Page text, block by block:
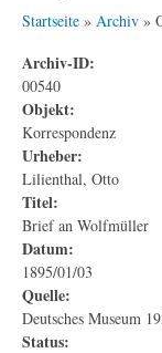
Startseite » Archiv »
Archiv-ID:
00540
Objekt:
Korrespondenz
Urheber:
Lilienthal, Otto
Titel:
Brief an Wolfmüller
Datum:
1895/01/03
Quelle:
Deutsches Museum
Status: